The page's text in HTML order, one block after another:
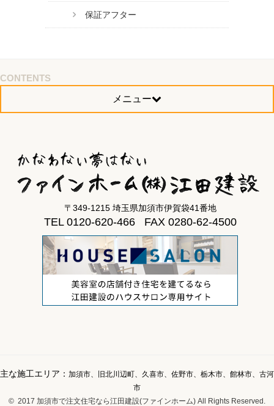
保証アフター
CONTENTS
メニュー
〒349-1215 埼玉県加須市伊賀袋41番地
TEL 0120-620-466 FAX 0280-62-4500
主な施工エリア： 加須市、旧北川辺町、久喜市、佐野市、栃木市、館林市、古河
市
© 2017 加須市で注文住宅なら江田建設(ファインホーム) All Rights Reserved.